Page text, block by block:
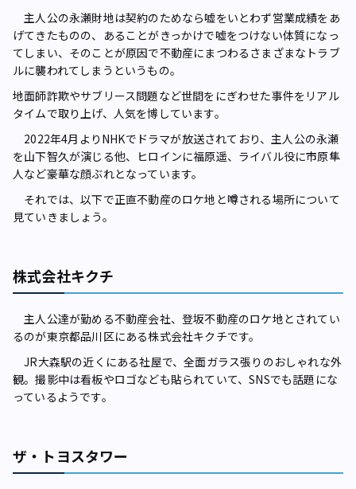
主人公の永瀬財地は契約のためなら嘘をいとわず営業成績をあ
げてきたものの、あることがきっかけで嘘をつけない体質になっ
てしまい、そのことが原因で不動産にまつわるさまざまなトラブ
ルに襲われてしまうというもの。
地面師詐欺やサブリース問題など世間をにぎわせた事件をリアル
タイムで取り上げ、人気を博しています。
2022年4月よりNHKでドラマが放送されており、主人公の永瀬
を山下智久が演じる他、ヒロインに福原遥、ライバル役に市原隼
人など豪華な顔ぶれとなっています。
それでは、以下で正直不動産のロケ地と噂される場所について
見ていきましょう。
株式会社キクチ
主人公達が勤める不動産会社、登坂不動産のロケ地とされてい
るのが東京都品川区にある株式会社キクチです。
JR大森駅の近くにある社屋で、全面ガラス張りのおしゃれな外
観。撮影中は看板やロゴなども貼られていて、SNSでも話題にな
っているようです。
ザ・トヨスタワー